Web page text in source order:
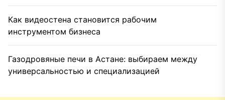
Как видеостена становится рабочим
инструментом бизнеса
Газодровяные печи в Астане: выбираем между
универсальностью и специализацией